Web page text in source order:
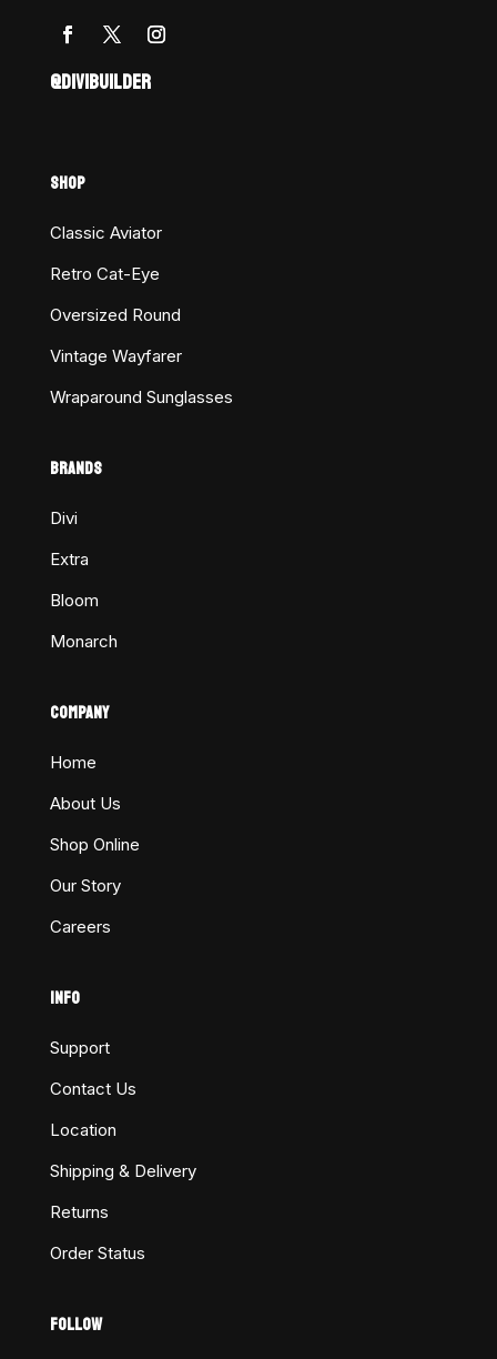
@DIVIBUILDER
SHOP
Classic Aviator
Retro Cat-Eye
Oversized Round
Vintage Wayfarer
Wraparound Sunglasses
BRANDS
Divi
Extra
Bloom
Monarch
COMPANY
Home
About Us
Shop Online
Our Story
Careers
INFO
Support
Contact Us
Location
Shipping & Delivery
Returns
Order Status
FOLLOW